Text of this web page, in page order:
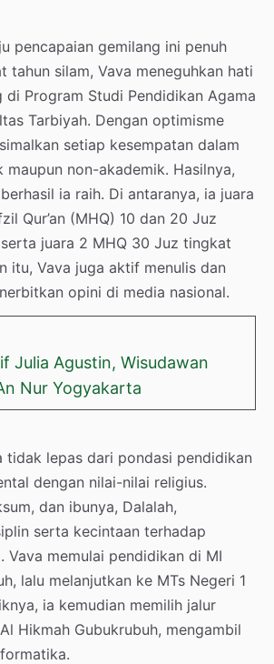
pencapaian gemilang ini penuh
tahun silam, Vava meneguhkan hati
di Program Studi Pendidikan Agama
Tarbiyah. Dengan optimisme
setiap kesempatan dalam
maupun non-akademik. Hasilnya,
ia raih. Di antaranya, ia juara
Qur’an (MHQ) 10 dan 20 Juz
juara 2 MHQ 30 Juz tingkat
itu, Vava juga aktif menulis dan
opini di media nasional.
Julia Agustin, Wisudawan
Nur Yogyakarta
tidak lepas dari pondasi pendidikan
dengan nilai-nilai religius.
dan ibunya, Dalalah,
serta kecintaan terhadap
Vava memulai pendidikan di MI
lalu melanjutkan ke MTs Negeri 1
ia kemudian memilih jalur
Hikmah Gubukrubuh, mengambil